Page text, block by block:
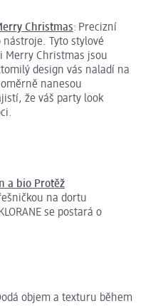
Christmas: Precizní
Tyto stylové
Merry Christmas jsou
design vás naladí na
nanesou
že váš party look
a bio Protěž
na dortu
se postará o
objem a texturu během